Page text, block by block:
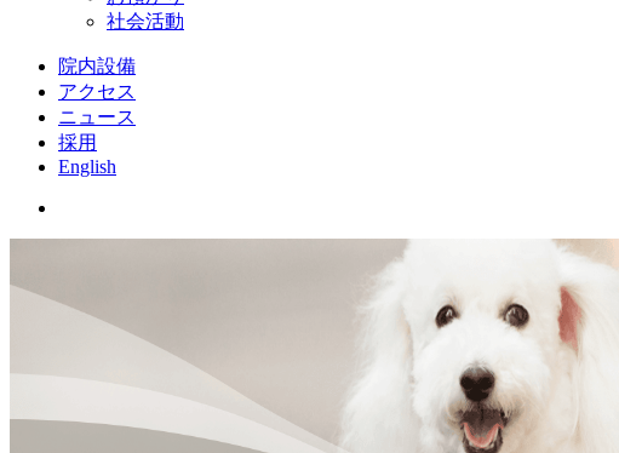
社会活動
院内設備
アクセス
ニュース
採用
English